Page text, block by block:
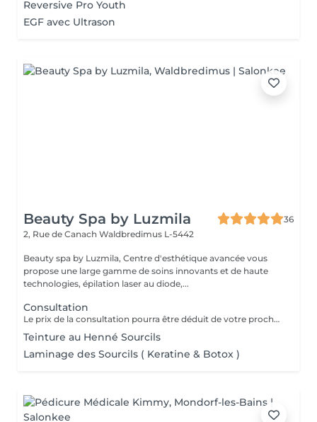
Reversive Pro Youth
EGF avec Ultrason
Beauty Spa by Luzmila
36
2, Rue de Canach Waldbredimus L-5442
Beauty spa by Luzmila, Centre d'esthétique avancée vous
propose une large gamme de soins innovants et de haute
technologies, épilation laser au diode,...
Consultation
Le prix de la consultation pourra être déduit de votre prochain soin
Teinture au Henné Sourcils
Laminage des Sourcils ( Keratine & Botox )